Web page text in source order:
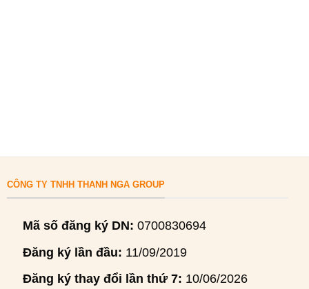
CÔNG TY TNHH THANH NGA GROUP
Mã số đăng ký DN: 0700830694
Đăng ký lần đầu: 11/09/2019
Đăng ký thay đổi lần thứ 7: 10/06/2026